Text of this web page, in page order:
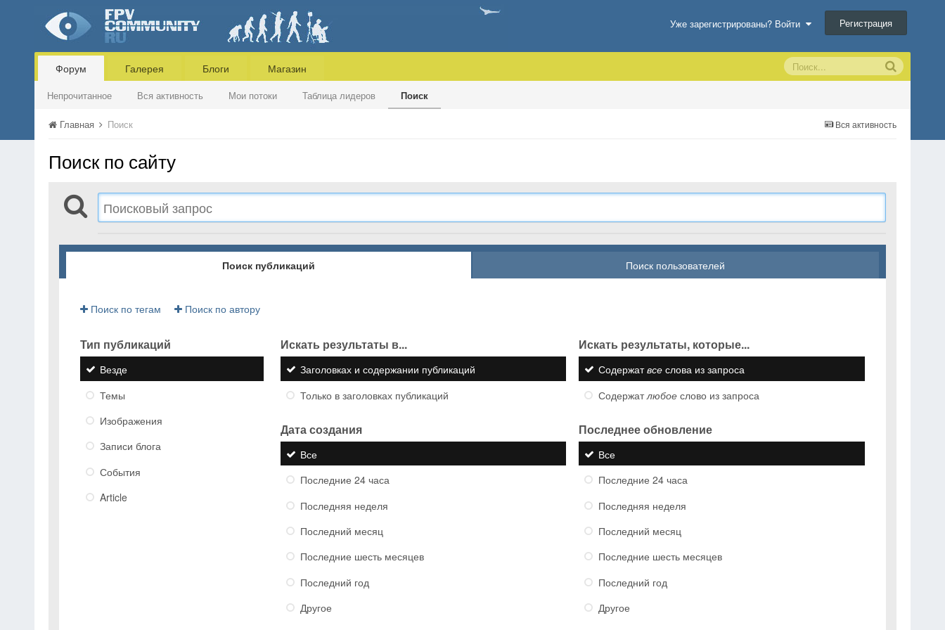
Уже зарегистрированы? Войти Регистрация
Форум
Непрочитанное Вся активность Мои потоки Таблица лидеров Поиск
Галерея Блоги Магазин
Вся активность
Главная Поиск
Поиск по сайту
Поиск публикаций Поиск пользователей
Поиск по тегам Поиск по автору
Тип публикаций
Везде
Темы
Изображения
Записи блога
События
Article
Искать результаты в...
Заголовках и содержании публикаций
Только в заголовках публикаций
Искать результаты, которые...
Содержатвсеслова из запроса
Содержатлюбоеслово из запроса
Дата создания
Все
Последние 24 часа
Последняя неделя
Последний месяц
Последние шесть месяцев
Последний год
Другое
Последнее обновление
Все
Последние 24 часа
Последняя неделя
Последний месяц
Последние шесть месяцев
Последний год
Другое